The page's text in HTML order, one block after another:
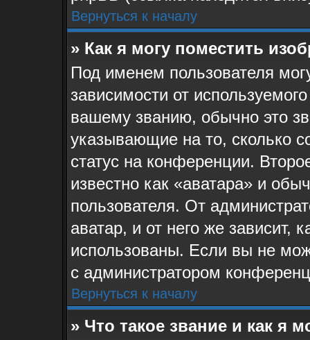
Вернуться к началу
» Как я могу поместить
Под именем пользователя
зависимости от
вашему званию, обычно это
указывающие на то, сколько
статус на конференции.
известно как «аватара» и
пользователя. От
аватар, и от него же зависит,
использованы. Если вы не
с администратором
Вернуться к началу
» Что такое звание и как я